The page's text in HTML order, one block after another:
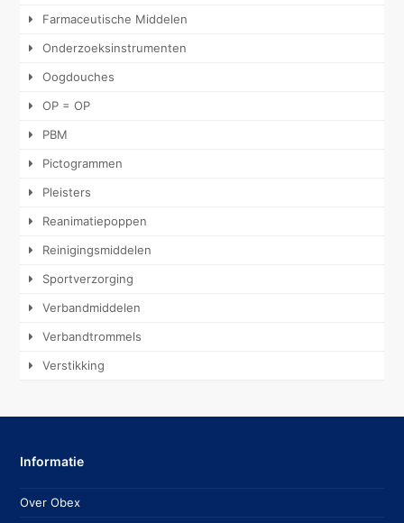
Farmaceutische Middelen
Onderzoeksinstrumenten
Oogdouches
OP = OP
PBM
Pictogrammen
Pleisters
Reanimatiepoppen
Reinigingsmiddelen
Sportverzorging
Verbandmiddelen
Verbandtrommels
Verstikking
Informatie
Over Obex